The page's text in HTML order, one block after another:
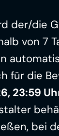
der/die
von 7
23:59
bei